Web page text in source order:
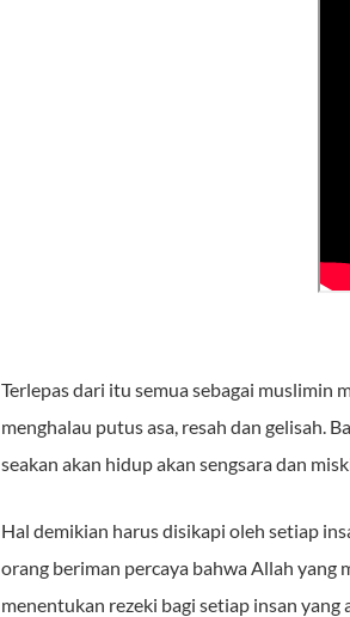
Terlepas dari itu semua sebagai muslimin
menghalau putus asa, resah dan gelisah.
seakan akan hidup akan sengsara dan
Hal demikian harus disikapi oleh setiap
orang beriman percaya bahwa Allah yang
menentukan rezeki bagi setiap insan yang